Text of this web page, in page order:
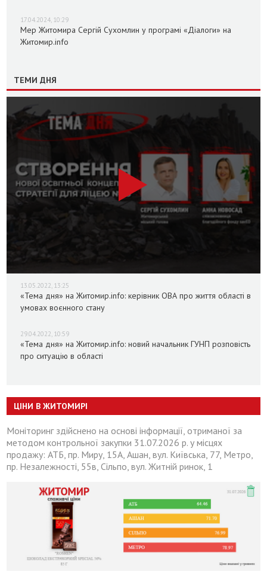
17.04.2024, 10:29
Мер Житомира Сергій Сухомлин у програмі «Діалоги» на
Житомир.info
ТЕМИ ДНЯ
13.05.2022, 13:25
«Тема дня» на Житомир.info: керівник ОВА про життя області в
умовах воєнного стану
29.04.2022, 10:59
«Тема дня» на Житомир.info: новий начальник ГУНП розповість
про ситуацію в області
ЦІНИ В ЖИТОМИРІ
Моніторинг здійснено на основі інформації, отриманої за
методом контрольної закупки 31.07.2026 р. у місцях
продажу: АТБ, пр. Миру, 15А, Ашан, вул. Київська, 77, Метро,
пр. Незалежності, 55в, Сільпо, вул. Житній ринок, 1